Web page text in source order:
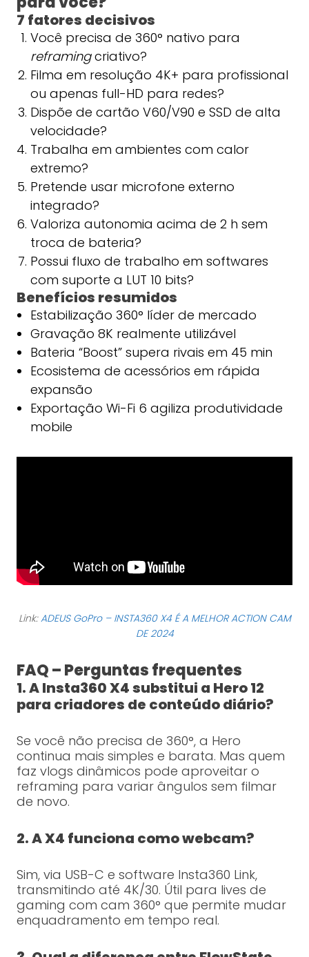
7 fatores decisivos
Você precisa de 360° nativo para
reframingcriativo?
Filma em resolução 4K+ para profissional
ou apenas full-HD para redes?
Dispõe de cartão V60/V90 e SSD de alta
velocidade?
Trabalha em ambientes com calor
extremo?
Pretende usar microfone externo
integrado?
Valoriza autonomia acima de 2 h sem
troca de bateria?
Possui fluxo de trabalho em softwares
com suporte a LUT 10 bits?
Benefícios resumidos
Estabilização 360° líder de mercado
Gravação 8K realmente utilizável
Bateria “Boost” supera rivais em 45 min
Ecosistema de acessórios em rápida
expansão
Exportação Wi-Fi 6 agiliza produtividade
mobile
Link:ADEUS GoPro – INSTA360 X4 É A MELHOR ACTION CAM
DE 2024
FAQ – Perguntas frequentes
1. A Insta360 X4 substitui a Hero 12
para criadores de conteúdo diário?
Se você não precisa de 360°, a Hero
continua mais simples e barata. Mas quem
faz vlogs dinâmicos pode aproveitar o
reframing para variar ângulos sem filmar
de novo.
2. A X4 funciona como webcam?
Sim, via USB-C e software Insta360 Link,
transmitindo até 4K/30. Útil para lives de
gaming com cam 360° que permite mudar
enquadramento em tempo real.